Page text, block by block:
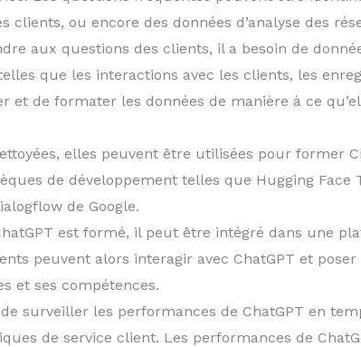
ou encore des données d’analyse des
aux questions des clients, il a besoin de
que les interactions avec les clients, les
et de formater les données de manière à ce
elles peuvent être utilisées pour former
de développement telles que Hugging Face
de Google.
est formé, il peut être intégré dans une
peuvent alors interagir avec ChatGPT et
et ses compétences.
surveiller les performances de ChatGPT en
de service client. Les performances de